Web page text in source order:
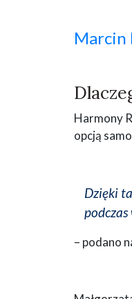
Marcin
Harmony
opcją
Dzięki
– podano